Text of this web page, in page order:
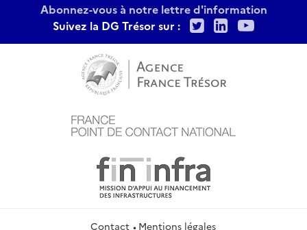
Abonnez-vous à notre lettre d'information
Suivez la DG Trésor sur :
TwitterLinkedIn
Contact Mentions légales